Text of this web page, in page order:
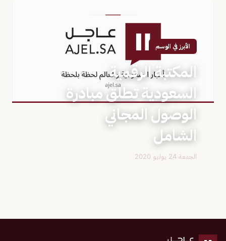
الأبرز في الوسم
المكتبة الرقمية
السعودية تطلق مبادرة
الوصول المجاني
الشامل
الجمعة 24 يوليو 2020